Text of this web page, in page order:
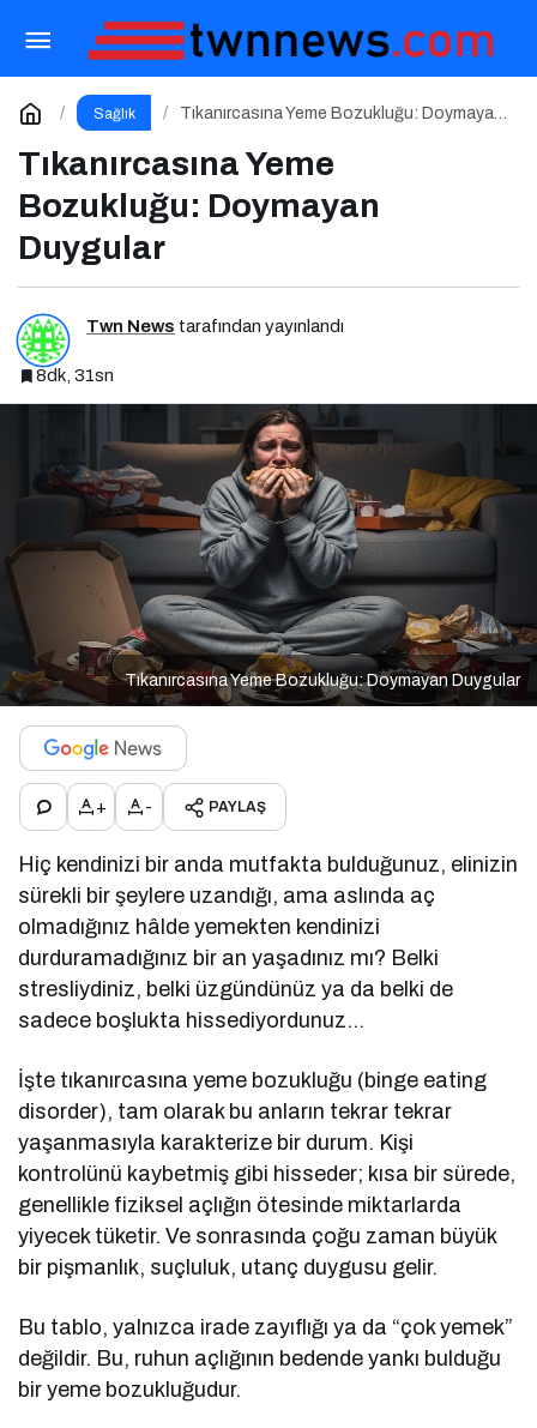
Sağlık
Tıkanırcasına Yeme Bozukluğu: Doymayan
Tıkanırcasına Yeme
Bozukluğu: Doymayan
Duygular
Twn News tarafından yayınlandı
8dk, 31sn
Tıkanırcasına Yeme Bozukluğu: Doymayan Duygular
+ - PAYLAŞ
Hiç kendinizi bir anda mutfakta bulduğunuz, elinizin
sürekli bir şeylere uzandığı, ama aslında aç
olmadığınız hâlde yemekten kendinizi
durduramadığınız bir an yaşadınız mı? Belki
stresliydiniz, belki üzgündünüz ya da belki de
sadece boşlukta hissediyordunuz…
İşte tıkanırcasına yeme bozukluğu (binge eating
disorder), tam olarak bu anların tekrar tekrar
yaşanmasıyla karakterize bir durum. Kişi
kontrolünü kaybetmiş gibi hisseder; kısa bir sürede,
genellikle fiziksel açlığın ötesinde miktarlarda
yiyecek tüketir. Ve sonrasında çoğu zaman büyük
bir pişmanlık, suçluluk, utanç duygusu gelir.
Bu tablo, yalnızca irade zayıflığı ya da “çok yemek”
değildir. Bu, ruhun açlığının bedende yankı bulduğu
bir yeme bozukluğudur.
Bulimia Nervoza ile Savaşmak
Yorum Yap